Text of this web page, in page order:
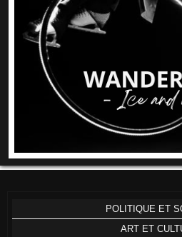
POLITIQUE ET
ART ET